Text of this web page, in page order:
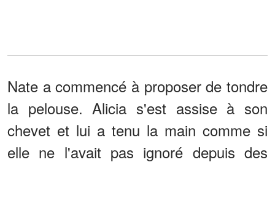
Nate a commencé à proposer de tondre
la pelouse. Alicia s'est assise à son
chevet et lui a tenu la main comme si
elle ne l'avait pas ignoré depuis des